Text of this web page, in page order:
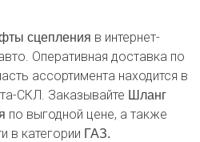
сцепления в интернет-
Оперативная доставка по
ассортимента находится в
СКЛ. Заказывайте Шланг
по выгодной цене, а также
в категории ГАЗ.